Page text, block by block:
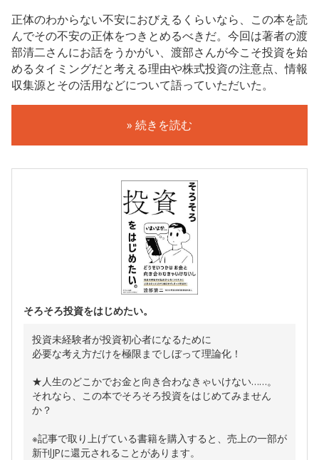
正体のわからない不安におびえるくらいなら、この本を読
んでその不安の正体をつきとめるべきだ。今回は著者の渡
部清二さんにお話をうかがい、渡部さんが今こそ投資を始
めるタイミングだと考える理由や株式投資の注意点、情報
収集源とその活用などについて語っていただいた。
» 続きを読む
そろそろ投資をはじめたい。
投資未経験者が投資初心者になるために
必要な考え方だけを極限までしぼって理論化！
★人生のどこかでお金と向き合わなきゃいけない……。
それなら、この本でそろそろ投資をはじめてみません
か？
※記事で取り上げている書籍を購入すると、売上の一部が
新刊JPに還元されることがあります。